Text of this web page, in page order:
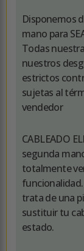
Disponemos
mano para
Todas
nuestros
estrictos
sujetas al
vendedor
CABLEADO
segunda
totalmente
funcionalidad.
trata de una
sustituir tu
estado.